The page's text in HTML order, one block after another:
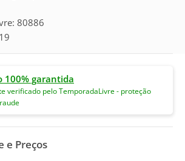
80886
100% garantida
verificado pelo TemporadaLivre - proteção
e Preços